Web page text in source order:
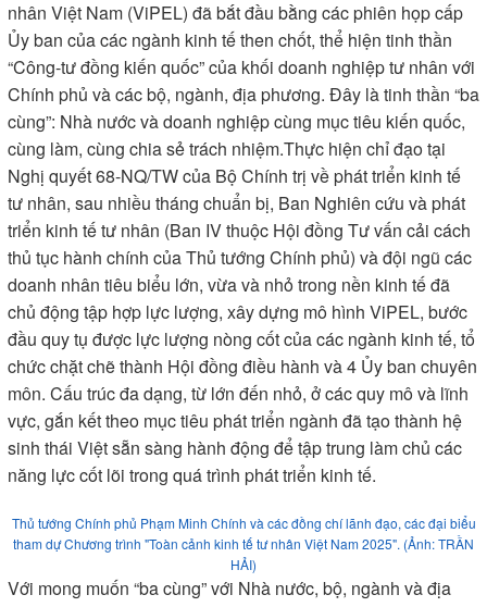
Thủ tướng Chính phủ Phạm Minh Chính phát biểu ý kiến tại "Toàn cảnh kinh tế
tư nhân Việt Nam 2025". (Ảnh: TRẦN HẢI)
Cùng dự có lãnh đạo các bộ, ngành, địa phương, các đại
biểu quốc tế, chuyên gia và hơn 500 doanh nghiệp lớn, vừa
và nhỏ cùng thảo luận nhằm đi đến sự thống nhất hành động
theo cách làm mới để hiện thực hóa những giá trị và mục tiêu
tốt đẹp nhất mà ViPEL đã xây nền.
Đây là một sự kiện chính của mô hình Toàn cảnh Kinh tế tư
nhân Việt Nam (ViPEL) đã bắt đầu bằng các phiên họp cấp
Ủy ban của các ngành kinh tế then chốt, thể hiện tinh thần
“Công-tư đồng kiến quốc” của khối doanh nghiệp tư nhân với
Chính phủ và các bộ, ngành, địa phương. Đây là tinh thần “ba
cùng”: Nhà nước và doanh nghiệp cùng mục tiêu kiến quốc,
cùng làm, cùng chia sẻ trách nhiệm.Thực hiện chỉ đạo tại
Nghị quyết 68-NQ/TW của Bộ Chính trị về phát triển kinh tế
tư nhân, sau nhiều tháng chuẩn bị, Ban Nghiên cứu và phát
triển kinh tế tư nhân (Ban IV thuộc Hội đồng Tư vấn cải cách
thủ tục hành chính của Thủ tướng Chính phủ) và đội ngũ các